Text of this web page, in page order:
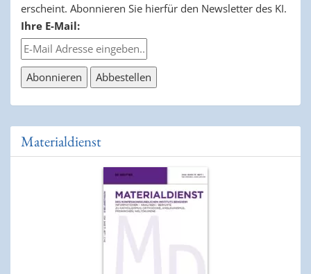
erscheint. Abonnieren Sie hierfür den Newsletter des KI.
Ihre E-Mail:
Materialdienst